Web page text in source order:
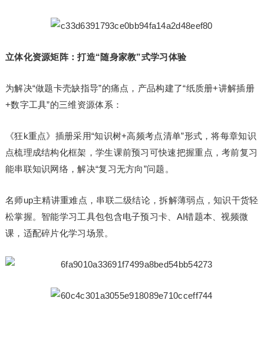
立体化资源矩阵：打造“随身家教”式学习体验
为解决“做题卡壳缺指导”的痛点，产品构建了“纸质册+讲解插册
+数字工具”的三维资源体系：
《狂k重点》插册采用“知识树+高频考点清单”形式，将每章知识
点梳理成结构化框架，学生课前预习可快速把握重点，考前复习
能串联知识网络，解决“复习无方向”问题。
名师up主精讲重难点，串联二级结论，拆解薄弱点，知识干货轻
松掌握。智能学习工具包包含电子预习卡、AI错题本、视频微
课，适配碎片化学习场景。